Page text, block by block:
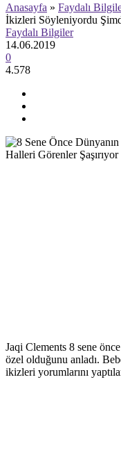
Anasayfa » Faydalı
İkizleri Söyleniyordu
Faydalı Bilgiler
14.06.2019
0
4.578
Jaqi Clements 8 sene
özel olduğunu anladı.
ikizleri yorumlarını